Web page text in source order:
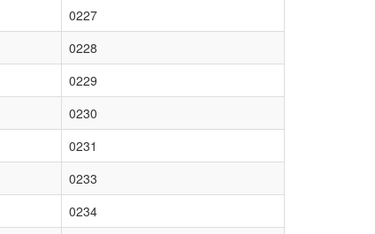
0227
0228
0229
0230
0231
0233
0234